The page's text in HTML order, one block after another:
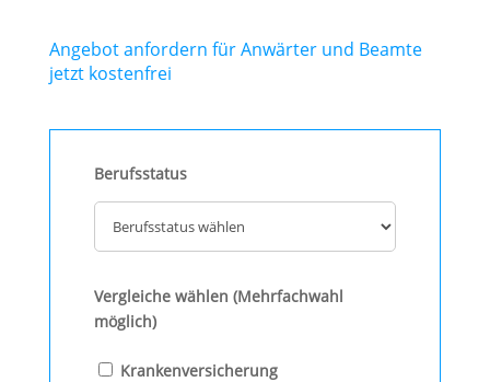
Angebot anfordern für Anwärter und Beamte
jetzt kostenfrei
Berufsstatus
Vergleiche wählen (Mehrfachwahl
möglich)
Krankenversicherung